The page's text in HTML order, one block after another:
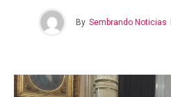
By Sembrando Noticias